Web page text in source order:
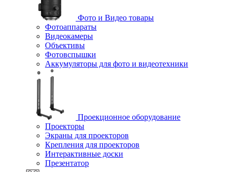
Фото и Видео товары
Фотоаппараты
Видеокамеры
Объективы
Фотовспышки
Аккумуляторы для фото и видеотехники
Проекционное оборудование
Проекторы
Экраны для проекторов
Крепления для проекторов
Интерактивные доски
Презентатор